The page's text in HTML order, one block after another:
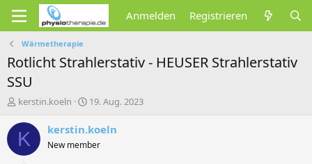
Anmelden Registrieren
Wärmetherapie
Rotlicht Strahlerstativ - HEUSER Strahlerstativ
SSU
E
s
kerstin.koeln
E
s
e
19. Aug. 2023
K kerstin.koeln
New member